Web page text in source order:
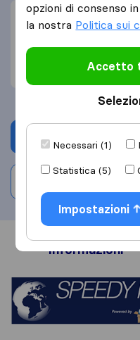
Professionalità (3)
Imballaggio della
Risarcimento dei
Informazioni
opzioni di consenso
la nostra Politica sui
Accetto
Necessari (1)
Statistica (5)
Impostazioni